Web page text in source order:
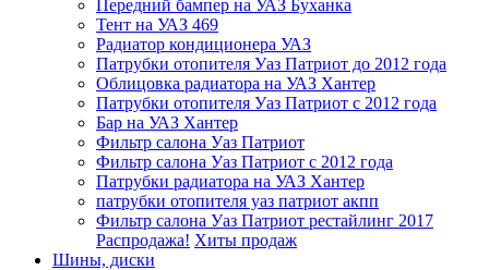
Передний бампер на УАЗ Буханка
Тент на УАЗ 469
Радиатор кондиционера УАЗ
Патрубки отопителя Уаз Патриот до 2012 года
Облицовка радиатора на УАЗ Хантер
Патрубки отопителя Уаз Патриот с 2012 года
Бар на УАЗ Хантер
Фильтр салона Уаз Патриот
Фильтр салона Уаз Патриот с 2012 года
Патрубки радиатора на УАЗ Хантер
патрубки отопителя уаз патриот акпп
Фильтр салона Уаз Патриот рестайлинг 2017
Распродажа! Хиты продаж
Шины, диски